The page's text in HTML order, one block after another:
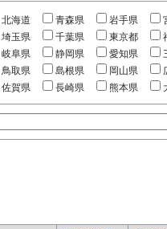
北海道 青森県 岩手県
埼玉県
千葉県 東京都
岐阜県
静岡県 愛知県
鳥取県
島根県 岡山県
佐賀県
長崎県 熊本県